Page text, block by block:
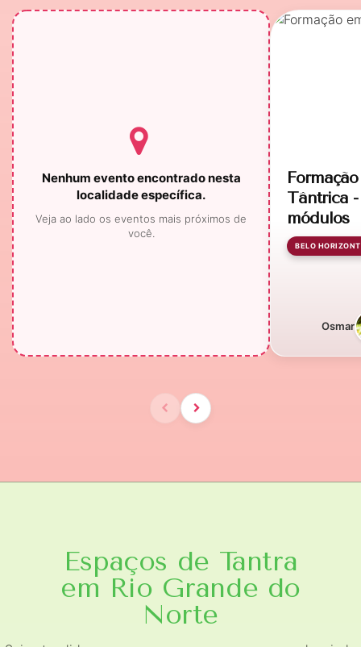
Nenhum evento encontrado nesta
localidade específica.
Veja ao lado os eventos mais próximos de
você.
Tântrica
módulos
BELO
Osmar
Espaços de Tantra
em Rio Grande do
Norte